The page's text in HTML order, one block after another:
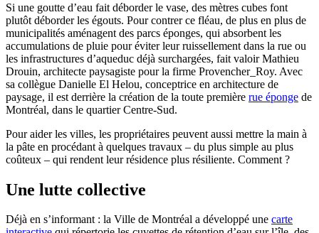
Si une goutte d’eau fait déborder le vase, des mètres cubes font
plutôt déborder les égouts. Pour contrer ce fléau, de plus en plus de
municipalités aménagent des parcs éponges, qui absorbent les
accumulations de pluie pour éviter leur ruissellement dans la rue ou
les infrastructures d’aqueduc déjà surchargées, fait valoir Mathieu
Drouin, architecte paysagiste pour la firme Provencher_Roy. Avec
sa collègue Danielle El Helou, conceptrice en architecture de
paysage, il est derrière la création de la toute première rue éponge de
Montréal, dans le quartier Centre-Sud.
Pour aider les villes, les propriétaires peuvent aussi mettre la main à
la pâte en procédant à quelques travaux – du plus simple au plus
coûteux – qui rendent leur résidence plus résiliente. Comment ?
Une lutte collective
Déjà en s’informant : la Ville de Montréal a développé une carte